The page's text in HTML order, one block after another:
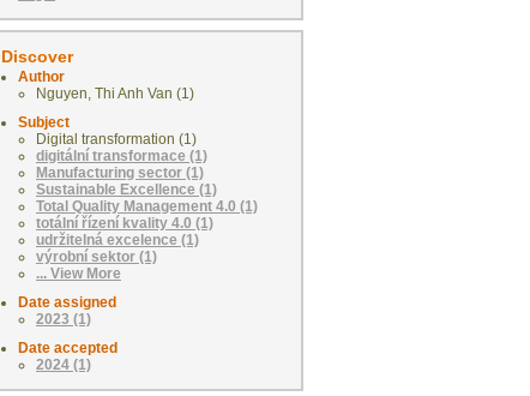
Discover
Author
Nguyen, Thi Anh Van (1)
Subject
Digital transformation (1)
digitální transformace (1)
Manufacturing sector (1)
Sustainable Excellence (1)
Total Quality Management 4.0 (1)
totální řízení kvality 4.0 (1)
udržitelná excelence (1)
výrobní sektor (1)
... View More
Date assigned
2023 (1)
Date accepted
2024 (1)